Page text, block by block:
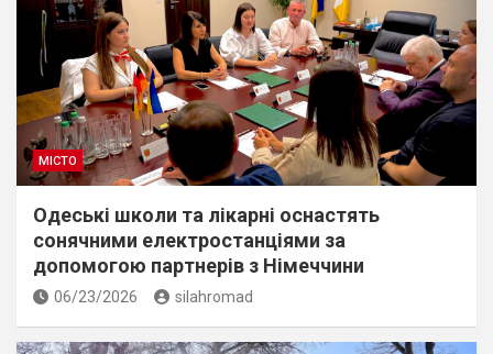
МІСТО
Одеські школи та лікарні оснастять
сонячними електростанціями за
допомогою партнерів з Німеччини
06/23/2026 silahromad